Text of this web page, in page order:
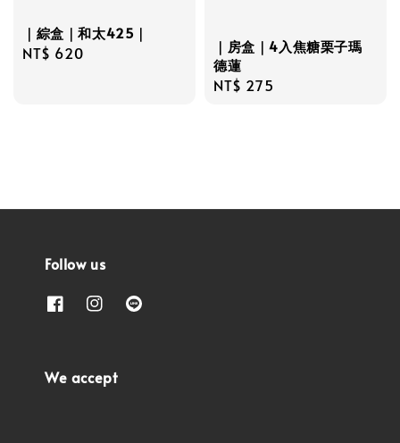
｜綜盒｜和太425｜
Regular
NT$ 620
｜房盒｜4入焦糖栗子瑪
德蓮
Regular
NT$ 275
Follow us
We accept